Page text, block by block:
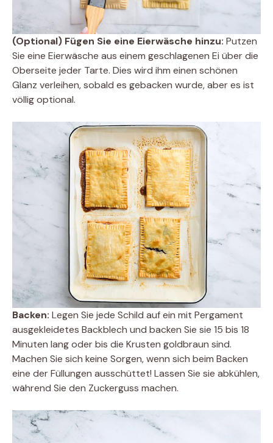
(Optional) Fügen Sie eine Eierwäsche hinzu: Putzen
Sie eine Eierwäsche aus einem geschlagenen Ei über die
Oberseite jeder Tarte. Dies wird ihm einen schönen
Glanz verleihen, sobald es gebacken wurde, aber es ist
völlig optional.
Backen: Legen Sie jede Schild auf ein mit Pergament
ausgekleidetes Backblech und backen Sie sie 15 bis 18
Minuten lang oder bis die Krusten goldbraun sind.
Machen Sie sich keine Sorgen, wenn sich beim Backen
eine der Füllungen ausschüttet! Lassen Sie sie abkühlen,
während Sie den Zuckerguss machen.